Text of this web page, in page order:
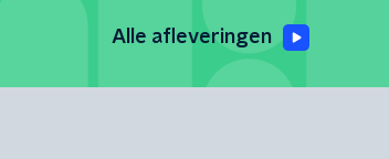
Alle afleveringen